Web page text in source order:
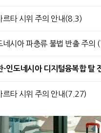
르타 시위 주의 안내(8.3)
네시아 파충류 불법 반출 주의
-인도네시아 디지털융복합 탈
르타 시위 주의 안내(7.27)